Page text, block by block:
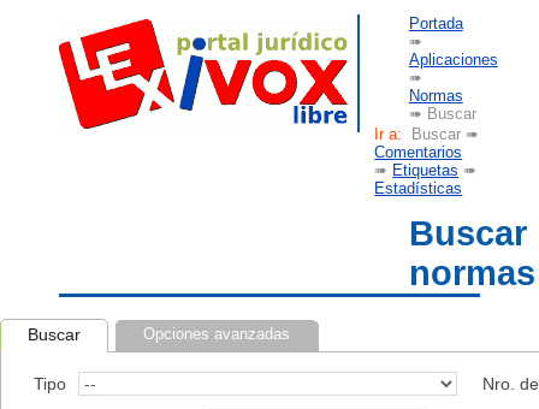
Portada
➠
Aplicaciones
➠
Normas
➠ Buscar
Ir a: Buscar ➠
Comentarios
➠ Etiquetas ➠
Estadísticas
Buscar
normas
Buscar Opciones avanzadas
Tipo Nro.